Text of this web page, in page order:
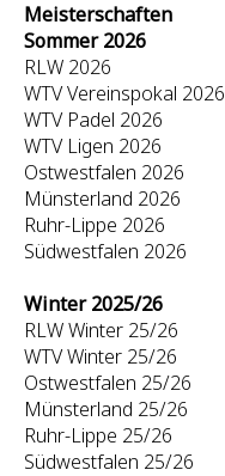
Meisterschaften
Sommer 2026
RLW 2026
WTV Vereinspokal 2026
WTV Padel 2026
WTV Ligen 2026
Ostwestfalen 2026
Münsterland 2026
Ruhr-Lippe 2026
Südwestfalen 2026
Winter 2025/26
RLW Winter 25/26
WTV Winter 25/26
Ostwestfalen 25/26
Münsterland 25/26
Ruhr-Lippe 25/26
Südwestfalen 25/26